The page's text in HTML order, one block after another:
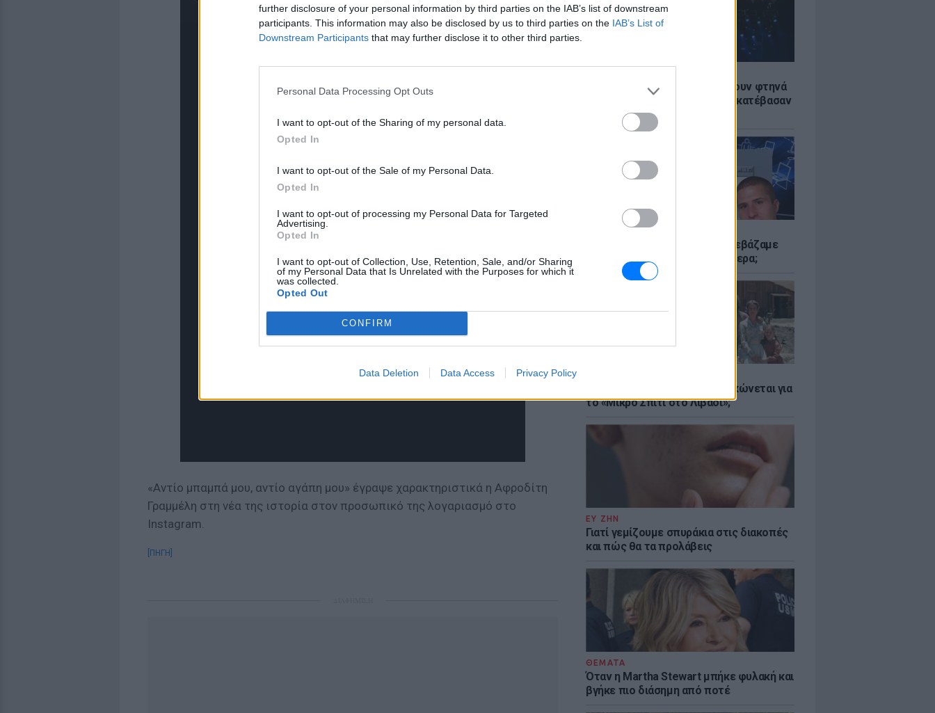
further disclosure of your personal information by third parties on the IAB’s list of downstream
participants. This information may also be disclosed by us to third parties on the IAB’s List of
Downstream Participants that may further disclose it to other third parties.
Personal Data Processing Opt Outs
I want to opt-out of the Sharing of my personal data.
Opted In
I want to opt-out of the Sale of my Personal Data.
Opted In
I want to opt-out of processing my Personal Data for Targeted
Advertising.
Opted In
I want to opt-out of Collection, Use, Retention, Sale, and/or Sharing
of my Personal Data that Is Unrelated with the Purposes for which it
was collected.
Opted Out
CONFIRM
Data Deletion Data Access Privacy Policy
Οι συναυλίες επιτέλους βγάζουν φτηνά
εισιτήρια - Ποιοι καλλιτέχνες κατέβασαν
τις τιμές
Έφτιαξαν το Napster που κατεβάζαμε
μουσική - Πού βρίσκονται σήμερα;
Explainer: Γιατί η Αμερική τσακώνεται για
το «Μικρό Σπίτι στο Λιβάδι»;
ΕΥ ΖΗΝ
Γιατί γεμίζουμε σπυράκια στις διακοπές
και πώς θα τα προλάβεις
ΘΕΜΑΤΑ
Όταν η Martha Stewart μπήκε φυλακή και
βγήκε πιο διάσημη από ποτέ
«Αντίο μπαμπά μου, αντίο αγάπη μου» έγραψε χαρακτηριστικά η Αφροδίτη
Γραμμέλη στη νέα της ιστορία στον προσωπικό της λογαριασμό στο
Instagram.
[ΠΗΓΗ]